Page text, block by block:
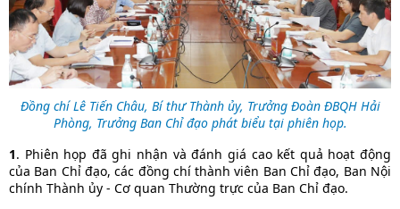
Đồng chí Lê Tiến Châu, Bí thư Thành ủy, Trưởng Đoàn ĐBQH Hải
Phòng, Trưởng Ban Chỉ đạo phát biểu tại phiên họp.
1. Phiên họp đã ghi nhận và đánh giá cao kết quả hoạt động
của Ban Chỉ đạo, các đồng chí thành viên Ban Chỉ đạo, Ban Nội
chính Thành ủy - Cơ quan Thường trực của Ban Chỉ đạo.